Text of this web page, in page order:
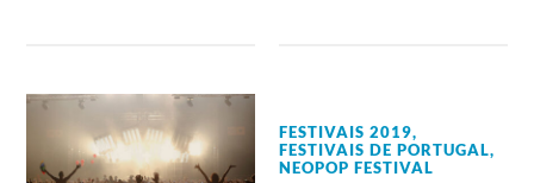
FESTIVAIS 2019,
FESTIVAIS DE PORTUGAL,
NEOPOP FESTIVAL